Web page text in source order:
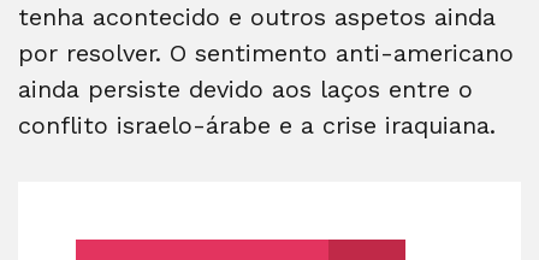
tenha acontecido e outros aspetos ainda
por resolver. O sentimento anti-americano
ainda persiste devido aos laços entre o
conflito israelo-árabe e a crise iraquiana.